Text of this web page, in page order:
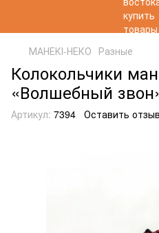
МАНЕКІ-НЕКО Разные
Колокольчики
«Волшебный
Артикул: 7394 Оставить отзыв